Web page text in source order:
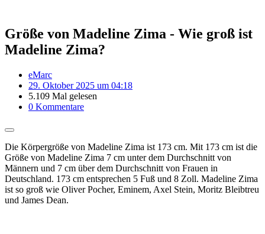
Größe von Madeline Zima - Wie groß ist
Madeline Zima?
eMarc
29. Oktober 2025 um 04:18
5.109 Mal gelesen
0 Kommentare
Die Körpergröße von Madeline Zima ist 173 cm. Mit 173 cm ist die
Größe von Madeline Zima 7 cm unter dem Durchschnitt von
Männern und 7 cm über dem Durchschnitt von Frauen in
Deutschland. 173 cm entsprechen 5 Fuß und 8 Zoll. Madeline Zima
ist so groß wie Oliver Pocher, Eminem, Axel Stein, Moritz Bleibtreu
und James Dean.